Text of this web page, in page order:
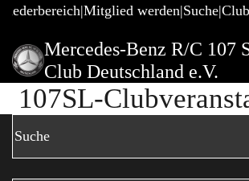
Mitglied werden Suche
Mercedes-Benz R/C 107
Club Deutschland e.V.
107SL-